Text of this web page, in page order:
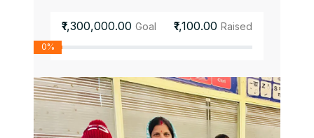
₹1,300,000.00 Goal ₹1,100.00 Raised
0%